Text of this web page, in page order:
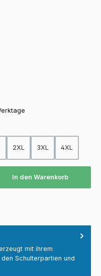
2XL 3XL 4XL
In den Warenkorb
mit ihrem
Schulterpartien und